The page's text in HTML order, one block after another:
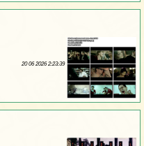
20 06 2026 2:23:39